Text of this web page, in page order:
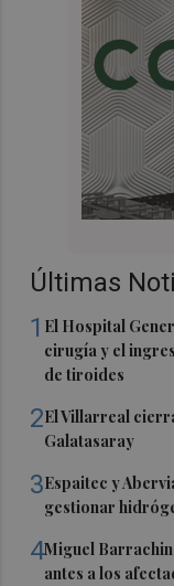
Últimas
1 El Hospital
cirugía y el
de tiroides
2El Villarreal
Galatasaray
3Espaitec y
gestionar
4Miguel
antes a los